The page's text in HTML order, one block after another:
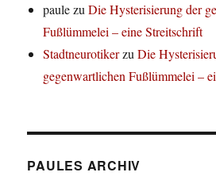
paulezuDie Hysterisierung der
Fußlümmelei – eine Streitschrift
StadtneurotikerzuDie
gegenwartlichen Fußlümmelei –
PAULES ARCHIV